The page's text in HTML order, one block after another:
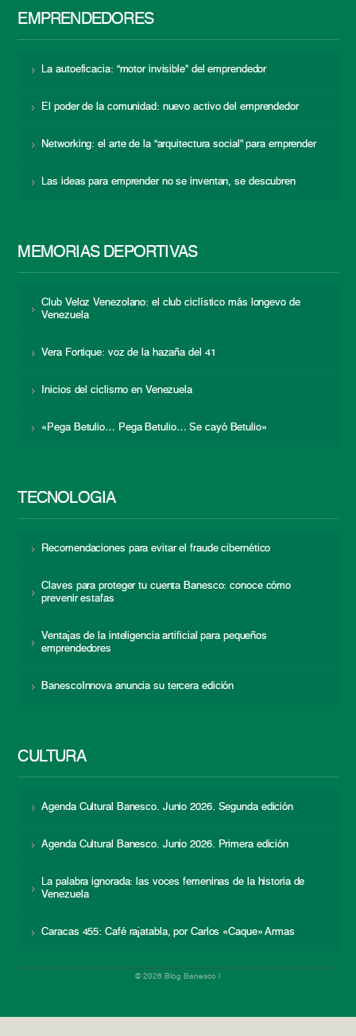
EMPRENDEDORES
La autoeficacia: “motor invisible” del emprendedor
El poder de la comunidad: nuevo activo del emprendedor
Networking: el arte de la “arquitectura social” para emprender
Las ideas para emprender no se inventan, se descubren
MEMORIAS DEPORTIVAS
Club Veloz Venezolano: el club ciclístico más longevo de
Venezuela
Vera Fortique: voz de la hazaña del 41
Inicios del ciclismo en Venezuela
«Pega Betulio… Pega Betulio… Se cayó Betulio»
TECNOLOGÍA
Recomendaciones para evitar el fraude cibernético
Claves para proteger tu cuenta Banesco: conoce cómo
prevenir estafas
Ventajas de la inteligencia artificial para pequeños
emprendedores
BanescoInnova anuncia su tercera edición
CULTURA
Agenda Cultural Banesco. Junio 2026. Segunda edición
Agenda Cultural Banesco. Junio 2026. Primera edición
La palabra ignorada: las voces femeninas de la historia de
Venezuela
Caracas 455: Café rajatabla, por Carlos «Caque» Armas
© 2026 Blog Banesco |